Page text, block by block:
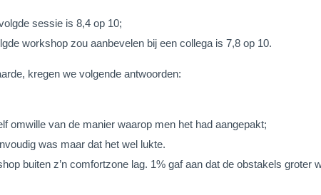
sessie is 8,4 op 10;
workshop zou aanbevelen bij een collega is 7,8 op 10.
kregen we volgende antwoorden:
omwille van de manier waarop men het had aangepakt;
was maar dat het wel lukte.
buiten z’n comfortzone lag. 1% gaf aan dat de obstakels groter